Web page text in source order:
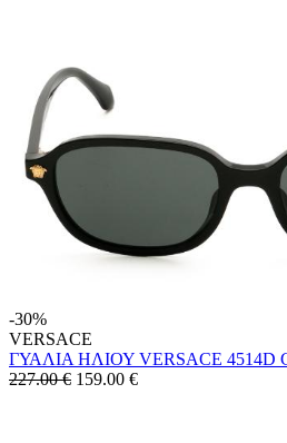
-30%
VERSACE
ΓΥΑΛΙΑ ΗΛΙΟΥ VERSACE 4514D
227.00 € 159.00 €